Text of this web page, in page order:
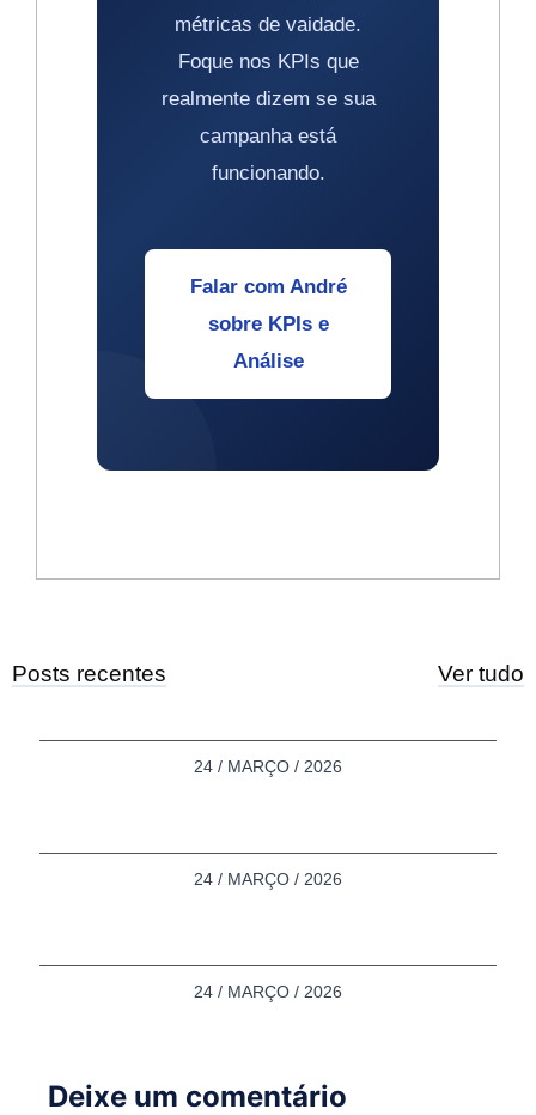
métricas de vaidade.
Foque nos KPIs que
realmente dizem se sua
campanha está
funcionando.
Falar com André
sobre KPIs e
Análise
Posts recentes Ver tudo
24 / MARÇO / 2026
24 / MARÇO / 2026
24 / MARÇO / 2026
Deixe um comentário